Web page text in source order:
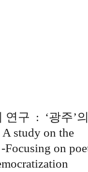
연구 : ‘광주’
study on the
Focusing on